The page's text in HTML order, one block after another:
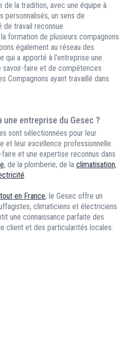
de la tradition, avec une équipe à
un sens de
de travail reconnue.
formation de plusieurs compagnons
également au réseau des
qui a apporté à l'entreprise une
savoir-faire et de compétences
Compagnons ayant travaillé dans
entreprise du Gesec ?
sont sélectionnées pour leur
et leur excellence professionnelle.
et une expertise reconnus dans
, de la plomberie, de la climatisation,
.
en France, le Gesec offre un
climaticiens et électriciens
une connaissance parfaite des
client et des particularités locales.